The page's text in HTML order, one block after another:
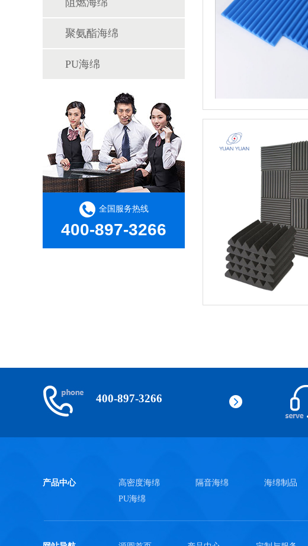
阻燃海绵
聚氨酯海绵
PU海绵
全国服务热线
400-897-3266
400-897-3266
产品中心 高密度海绵 隔音海绵 海绵制品
PU海绵